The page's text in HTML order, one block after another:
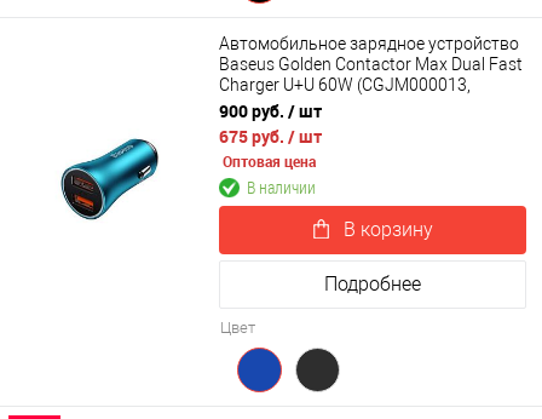
Автомобильное зарядное устройство
Baseus Golden Contactor Max Dual Fast
Charger U+U 60W (CGJM000013,
CGJM000003)
900 руб. / шт
675 руб. / шт
Оптовая цена
В наличии
В корзину
Подробнее
Цвет